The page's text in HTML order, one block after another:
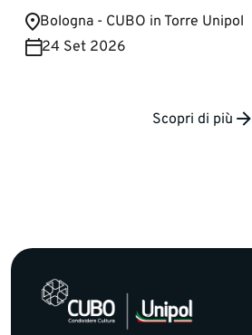
Bologna - CUBO in Torre Unipol
24 Set 2026
Scopri di più